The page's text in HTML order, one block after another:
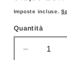
di
Imposte incluse.
Quantità
Diminuisci